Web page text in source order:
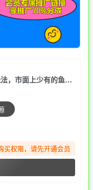
（6769期）鱼塘 辅助下的各种起号玩法，市面上少有的鱼塘课程 养鱼 起号 选品 爆流…
买权限，请先开通会员